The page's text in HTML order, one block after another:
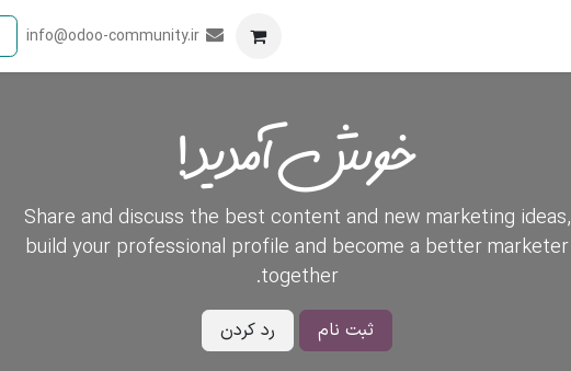
تماس با ما info@odoo-community.ir
خوش آمدید!
Share and discuss the best content and new marketing ideas,
build your professional profile and become a better marketer
together.
ثبت نام رد کردن